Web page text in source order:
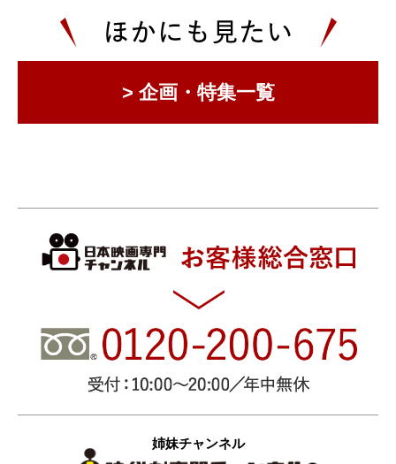
> 企画・特集一覧
姉妹チャンネル